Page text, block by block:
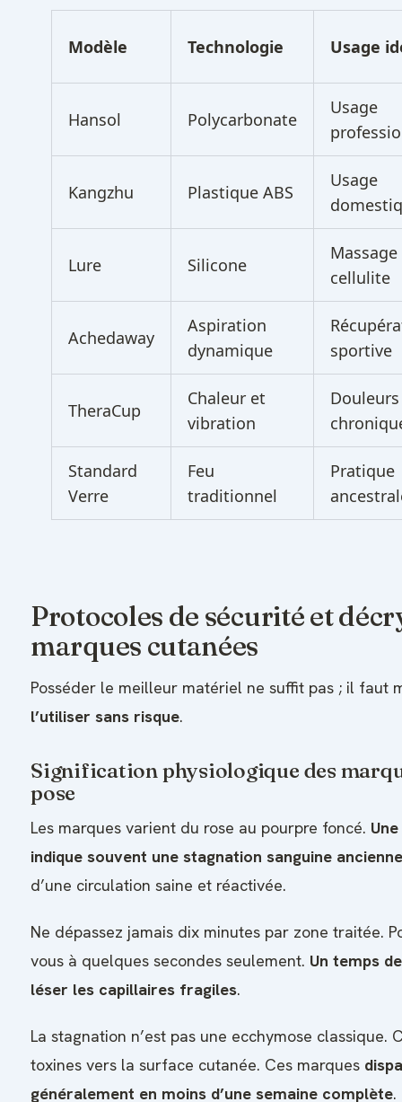
Modèle Technologie Usage
Hansol Polycarbonate
Usage
Kangzhu Plastique ABS
Usage
Lure Silicone
cellulite
Achedaway
Aspiration
dynamique
sportive
TheraCup
Chaleur et
vibration
Douleurs
Standard
Verre
Feu
traditionnel
Pratique
Protocoles de sécurité et
marques cutanées
Posséder le meilleur matériel ne suffit pas ; il faut
l’utiliser sans risque.
Signification physiologique des
pose
Les marques varient du rose au pourpre foncé.
indique souvent une stagnation sanguine ancienne
d’une circulation saine et réactivée.
Ne dépassez jamais dix minutes par zone traitée.
vous à quelques secondes seulement. Un temps
léser les capillaires fragiles.
La stagnation n’est pas une ecchymose classique.
toxines vers la surface cutanée. Ces marques
généralement en moins d’une semaine complète.